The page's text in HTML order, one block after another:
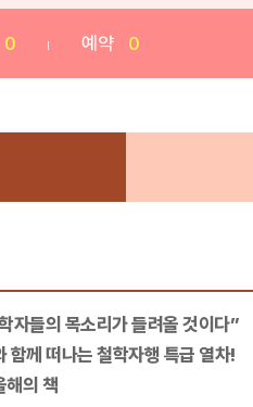
0 예약 0
자들의 목소리가 들려올 것이다”
께 떠나는 철학자행 특급 열차!
의 책